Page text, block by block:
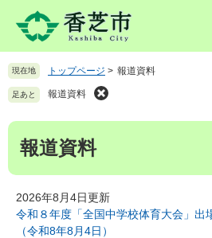
先
頭
す
を
飛
し
文
現在地 トップページ > 報道資料
足あと 報道資料
本
報道資料
2026年8月4日更新
令和８年度「全国中学校体育大会」出
（令和8年8月4日）